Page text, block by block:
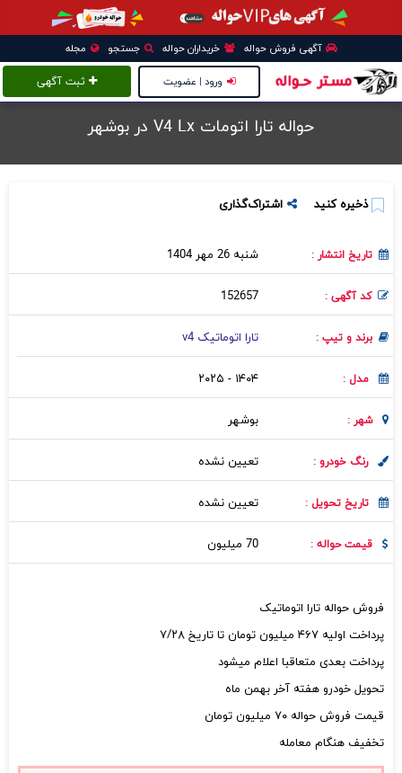
آگهی فروش حواله خریداران حواله جستجو مجله
ثبت آگهی ورود | عضویت
حواله تارا اتومات V4 Lx در بوشهر
ذخیره کنید اشتراک‌گذاری
تاریخ انتشار : شنبه 26 مهر 1404
کد آگهی : 152657
برند و تیپ : تارا اتوماتیک v4
مدل : ۱۴۰۴ - ۲۰۲۵
شهر : بوشهر
رنگ خودرو : تعیین نشده
تاریخ تحویل : تعیین نشده
قیمت حواله : 70 میلیون
فروش حواله تارا اتوماتیک
پرداخت اولیه ۴۶۷ میلیون تومان تا تاریخ ۷/۲۸
پرداخت بعدی متعاقبا اعلام میشود
تحویل خودرو هفته آخر بهمن ماه
قیمت فروش حواله ۷۰ میلیون تومان
تخفیف هنگام معامله